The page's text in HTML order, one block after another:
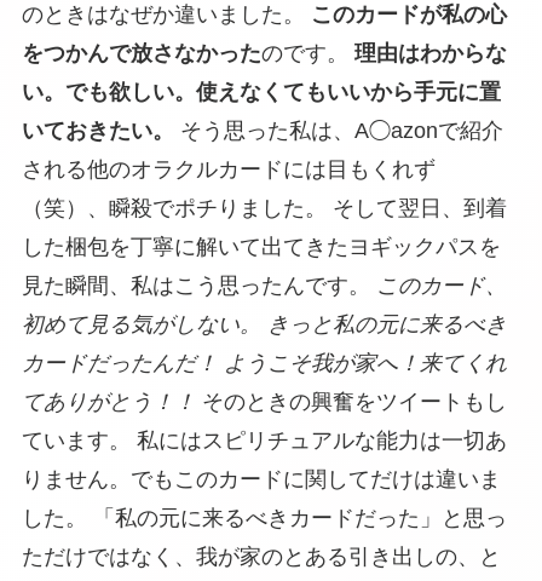
のときはなぜか違いました。
このカードが私の心
をつかんで放さなかったのです。 理由はわからな
い。でも欲しい。使えなくてもいいから手元に置
いておきたい。
そう思った私は、A◯azonで紹介
される他のオラクルカードには目もくれず
（笑）、瞬殺でポチりました。 そして翌日、到着
した梱包を丁寧に解いて出てきたヨギックパスを
見た瞬間、私はこう思ったんです。
このカード、
初めて見る気がしない。
きっと私の元に来るべき
カードだったんだ！
ようこそ我が家へ！来てくれ
てありがとう！！ そのときの興奮をツイートもし
ています。 私にはスピリチュアルな能力は一切あ
りません。でもこのカードに関してだけは違いま
した。 「私の元に来るべきカードだった」と思っ
ただけではなく、我が家のとある引き出しの、と